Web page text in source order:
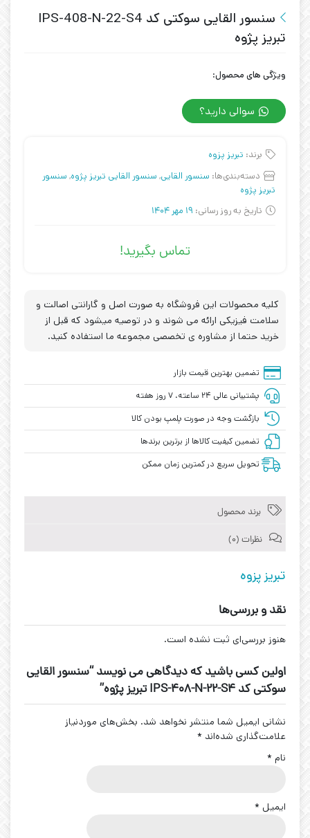
سنسور القایی سوکتی کد IPS-408-N-22-S4
تبریز پژوه
ویژگی های محصول:
سوالی دارید؟
برند: تبریز پزوه
دسته‌بندی‌ها: سنسور القایی, سنسور القایی تبریز پژوه, سنسور
تبریز پژوه
تاریخ به روز رسانی: 19 مهر 1404
تماس بگیرید!
کلیه محصولات این فروشگاه به صورت اصل و گارانتی اصالت و
سلامت فیزیکی ارائه می شوند و در توصیه میشود که قبل از
خرید حتما از مشاوره ی تخصصی مجموعه ما استفاده کنید.
تضمین بهترین قیمت بازار
پشتیبانی عالی ۲۴ ساعته، ۷ روز هفته
بازگشت وجه در صورت پلمپ بودن کالا
تضمین کیفیت کالاها از برترین برندها
تحویل سریع در کمترین زمان ممکن
برند محصول
نظرات (0)
تبریز پزوه
نقد و بررسی‌ها
هنوز بررسی‌ای ثبت نشده است.
اولین کسی باشید که دیدگاهی می نویسد “سنسور القایی
سوکتی کد IPS-408-N-22-S4 تبریز پژوه”
نشانی ایمیل شما منتشر نخواهد شد. بخش‌های موردنیاز
علامت‌گذاری شده‌اند *
نام *
ایمیل *